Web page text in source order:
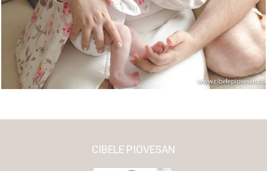
3213 0
CIBELE PIOVESAN